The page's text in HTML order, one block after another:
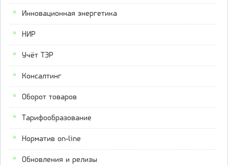
Инновационная энергетика
НИР
Учёт ТЭР
Консалтинг
Оборот товаров
Тарифообразование
Норматив on-line
Обновления и релизы